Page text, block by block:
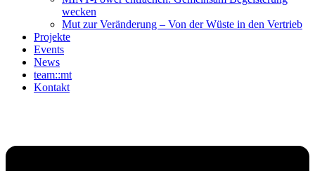
wecken
Mut zur Veränderung – Von der Wüste in den Vertrieb
Projekte
Events
News
team::mt
Kontakt